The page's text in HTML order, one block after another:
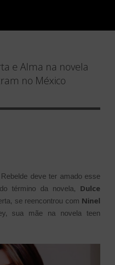
e Alma na novela
no México
deve ter amado esse
término da novela, Dulce
se reencontrou com Ninel
sua mãe na novela teen